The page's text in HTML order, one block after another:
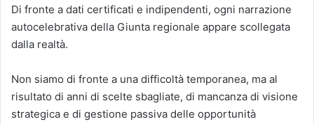
Di fronte a dati certificati e indipendenti, ogni narrazione
autocelebrativa della Giunta regionale appare scollegata
dalla realtà.
Non siamo di fronte a una difficoltà temporanea, ma al
risultato di anni di scelte sbagliate, di mancanza di visione
strategica e di gestione passiva delle opportunità